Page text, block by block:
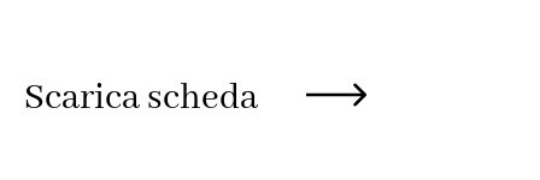
Scarica scheda